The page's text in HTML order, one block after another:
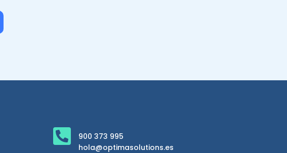

900 373 995
hola@optimasolutions.es